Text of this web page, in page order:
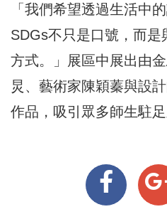
「我們希望透過生活中
SDGs不只是口號，而
方式。」展區中展出由
炅、藝術家陳穎蓁與設
作品，吸引眾多師生駐足